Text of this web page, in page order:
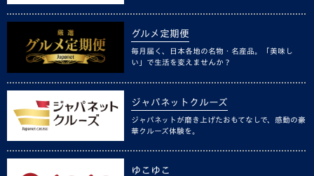
グルメ定期便
毎月届く、日本各地の名物・名産品。「美味し
い」で生活を変えませんか？
ジャパネットクルーズ
ジャパネットが磨き上げたおもてなしで、感動の豪
華クルーズ体験を。
ゆこゆこ